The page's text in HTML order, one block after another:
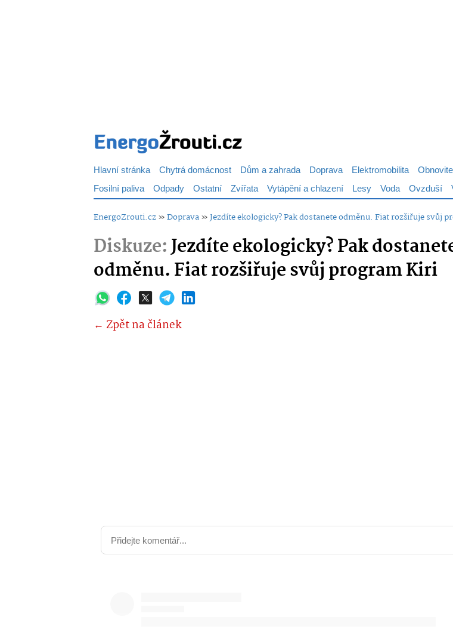
Hlavní stránka Chytrá domácnost Dům a zahrada Doprava Elektromobilita
Fosilní paliva Odpady Ostatní Zvířata Vytápění a chlazení Lesy Voda Ovzduší
EnergoZrouti.cz»Doprava»Jezdíte ekologicky? Pak dostanete odměnu. Fiat rozšiřuje svůj
Diskuze:Jezdíte ekologicky? Pak
odměnu. Fiat rozšiřuje svůj program Kiri
← Zpět na článek